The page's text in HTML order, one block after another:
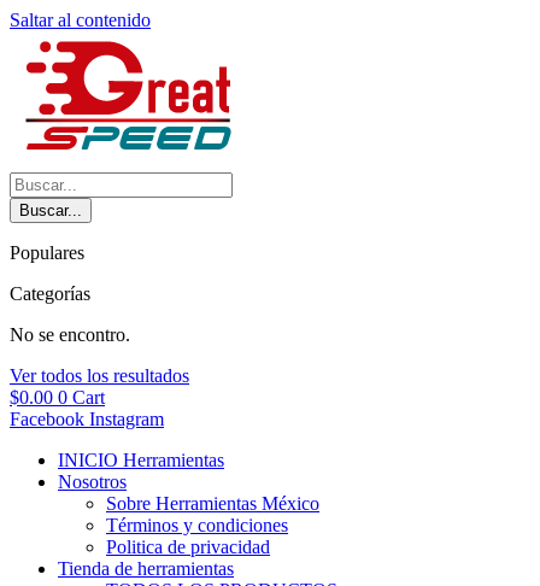
Saltar al contenido
Buscar...
Populares
Categorías
No se encontro.
Ver todos los resultados
$0.00 0 Cart
Facebook Instagram
INICIO Herramientas
Nosotros
Sobre Herramientas México
Términos y condiciones
Politica de privacidad
Tienda de herramientas